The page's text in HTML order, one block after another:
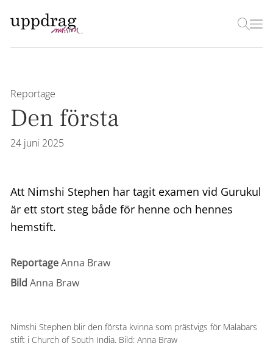
Reportage
Den första
24 juni 2025
Att Nimshi Stephen har tagit examen vid Gurukul
är ett stort steg både för henne och hennes
hemstift.
ReportageAnna Braw
BildAnna Braw
Nimshi Stephen blir den första kvinna som prästvigs för Malabars
stift i Church of South India. Bild: Anna Braw